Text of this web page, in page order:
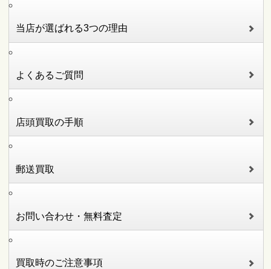
当店が選ばれる3つの理由
よくあるご質問
店頭買取の手順
郵送買取
お問い合わせ・無料査定
買取時のご注意事項